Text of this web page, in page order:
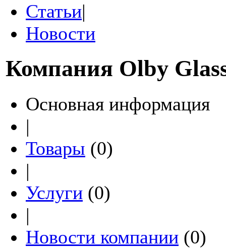
Статьи|
Новости
Компания Olby
Основная информация
|
Товары (0)
|
Услуги (0)
|
Новости компании (0)